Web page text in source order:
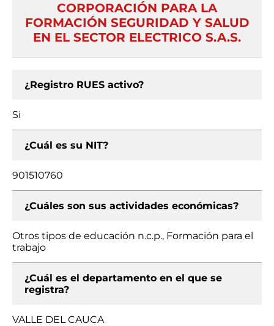
CORPORACIÓN PARA LA
FORMACIÓN SEGURIDAD Y SALUD
EN EL SECTOR ELECTRICO S.A.S.
¿Registro RUES activo?
Si
¿Cuál es su NIT?
901510760
¿Cuáles son sus actividades económicas?
Otros tipos de educación n.c.p., Formación para el
trabajo
¿Cuál es el departamento en el que se
registra?
VALLE DEL CAUCA